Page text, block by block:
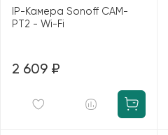
IP-Камера Sonoff CAM-
PT2 - Wi-Fi
2 609 ₽